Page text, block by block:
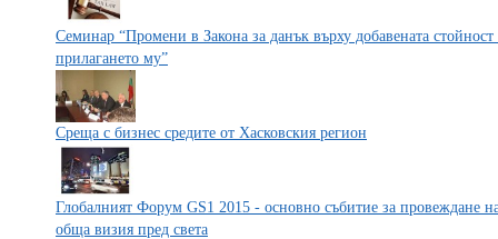
Семинар “Промени в Закона за данък върху добавената
прилагането му”
Среща с бизнес средите от Хасковския регион
Глобалният Форум GS1 2015 - основно събитие за провеждане
обща визия пред света